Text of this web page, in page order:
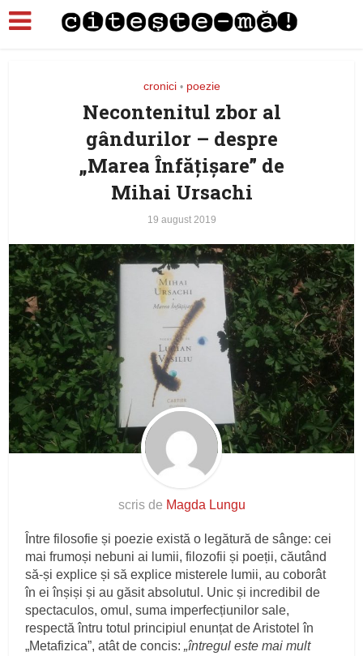
cronici • poezie
Necontenitul zbor al
gândurilor – despre
„Marea Înfățișare” de
Mihai Ursachi
19 august 2019
scris de Magda Lungu
Între filosofie și poezie există o legătură de sânge: cei
mai frumoși nebuni ai lumii, filozofii și poeții, căutând
să-și explice și să explice misterele lumii, au coborât
în ei înșiși și au găsit absolutul. Unic și incredibil de
spectaculos, omul, suma imperfecțiunilor sale,
respectă întru totul principiul enunțat de Aristotel în
„Metafizica”, atât de concis:„întregul este mai mult